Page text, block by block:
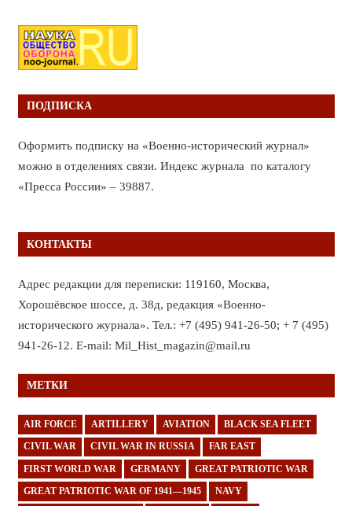
ПОДПИСКА
Оформить подписку на «Военно-исторический журнал»
можно в отделениях связи. Индекс журнала по каталогу
«Пресса России» – 39887.
КОНТАКТЫ
Адрес редакции для переписки: 119160, Москва,
Хорошёвское шоссе, д. 38д, редакция «Военно-
исторического журнала». Тел.: +7 (495) 941-26-50; + 7 (495)
941-26-12. E-mail: Mil_Hist_magazin@mail.ru
МЕТКИ
AIR FORCE ARTILLERY AVIATION BLACK SEA FLEET
CIVIL WAR CIVIL WAR IN RUSSIA FAR EAST
FIRST WORLD WAR GERMANY GREAT PATRIOTIC WAR
GREAT PATRIOTIC WAR OF 1941—1945 NAVY